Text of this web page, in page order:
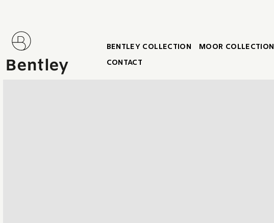
BENTLEY COLLECTION MOOR COLLECTION
CONTACT